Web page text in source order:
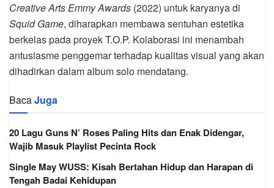
Creative Arts Emmy Awards (2022) untuk karyanya di
Squid Game, diharapkan membawa sentuhan estetika
berkelas pada proyek T.O.P. Kolaborasi ini menambah
antusiasme penggemar terhadap kualitas visual yang akan
dihadirkan dalam album solo mendatang.
BacaJuga
20 Lagu Guns N’ Roses Paling Hits dan Enak Didengar,
Wajib Masuk Playlist Pecinta Rock
Single May WUSS: Kisah Bertahan Hidup dan Harapan di
Tengah Badai Kehidupan